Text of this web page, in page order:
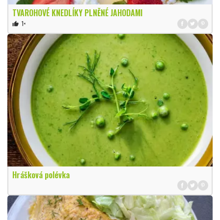
TVAROHOVÉ KNEDLÍKY PLNĚNÉ JAHODAMI
thumb_up 1×
Hrášková polévka